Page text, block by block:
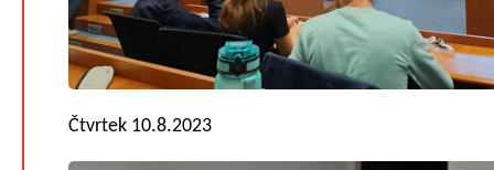
Čtvrtek 10.8.2023